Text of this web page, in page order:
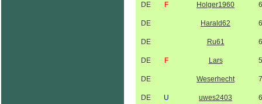
DE F Holger1960
DE Harald62
DE Ru61
DE F Lars
DE Weserhecht
DE U uwes2403